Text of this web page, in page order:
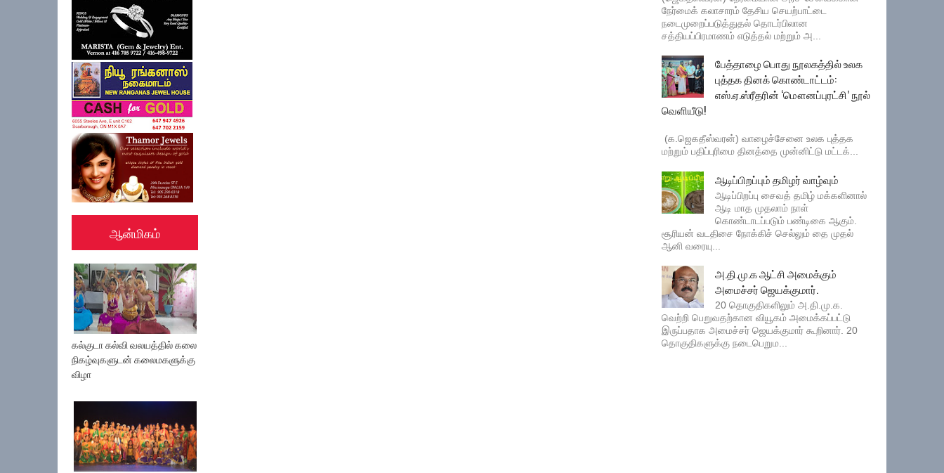
ஆன்மிகம்
கல்குடா கல்வி வலயத்தில் கலை
நிகழ்வுகளுடன் கலைமகளுக்கு
விழா
நேர்மைக் கலாசாரம் தேசிய செயற்பாட்டை
நடைமுறைப்படுத்துதல் தொடர்பிலான
சத்தியப்பிரமாணம் எடுத்தல் மற்றும் அ...
பேத்தாழை பொது நூலகத்தில் உலக
புத்தக தினக் கொண்டாட்டம்:
எஸ்.ஏ.ஸ்ரீதரின் ‘மௌனப்புரட்சி’ நூல்
வெளியீடு!
(க.ஜெகதீஸ்வரன்) வாழைச்சேனை உலக புத்தக
மற்றும் பதிப்புரிமை தினத்தை முன்னிட்டு மட்டக்...
ஆடிப்பிறப்பும் தமிழர் வாழ்வும்
ஆடிப்பிறப்பு சைவத் தமிழ் மக்களினால்
ஆடி மாத முதலாம் நாள்
கொண்டாடப்படும் பண்டிகை ஆகும்.
சூரியன் வடதிசை நோக்கிச் செல்லும் தை முதல்
ஆனி வரையு...
அ.தி.மு.க ஆட்சி அமைக்கும்
அமைச்சர் ஜெயக்குமார்.
20 தொகுதிகளிலும் அ.தி.மு.க.
வெற்றி பெறுவதற்கான வியூகம் அமைக்கப்பட்டு
இருப்பதாக அமைச்சர் ஜெயக்குமார் கூறினார். 20
தொகுதிகளுக்கு நடைபெறும...